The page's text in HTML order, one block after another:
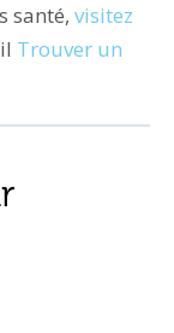
santé, visitez
Trouver un